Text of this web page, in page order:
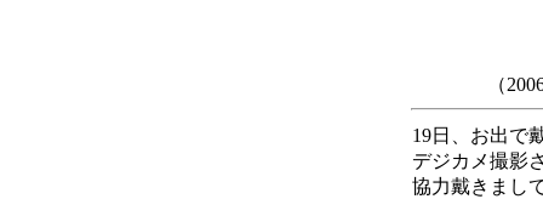
（
19日、お出で
デジカメ撮影
協力戴きまし